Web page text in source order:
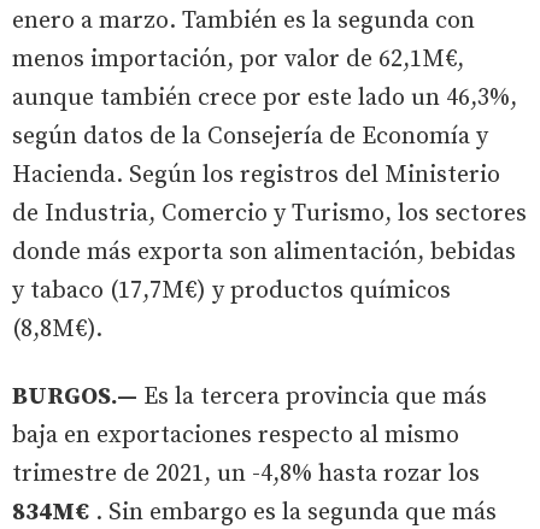
enero a marzo. También es la segunda con
menos importación, por valor de 62,1M€,
aunque también crece por este lado un 46,3%,
según datos de la Consejería de Economía y
Hacienda. Según los registros del Ministerio
de Industria, Comercio y Turismo, los sectores
donde más exporta son alimentación, bebidas
y tabaco (17,7M€) y productos químicos
(8,8M€).
BURGOS.— Es la tercera provincia que más
baja en exportaciones respecto al mismo
trimestre de 2021, un -4,8% hasta rozar los
834M€ . Sin embargo es la segunda que más